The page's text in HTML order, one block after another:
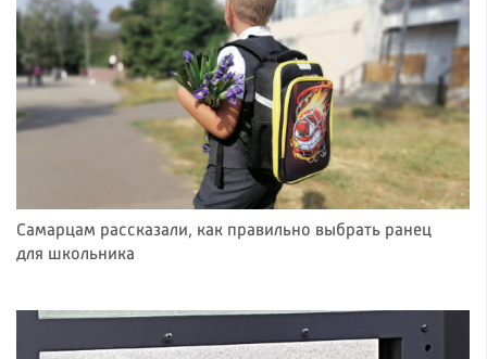
Самарцам рассказали, как правильно выбрать ранец
для школьника